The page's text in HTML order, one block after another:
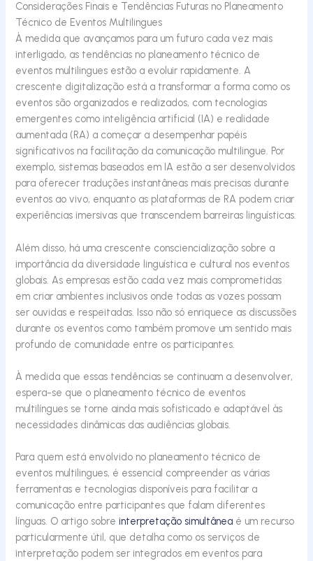
Considerações Finais e Tendências Futuras no Planeamento
Técnico de Eventos Multilingues
À medida que avançamos para um futuro cada vez mais
interligado, as tendências no planeamento técnico de
eventos multilingues estão a evoluir rapidamente. A
crescente digitalização está a transformar a forma como os
eventos são organizados e realizados, com tecnologias
emergentes como inteligência artificial (IA) e realidade
aumentada (RA) a começar a desempenhar papéis
significativos na facilitação da comunicação multilingue. Por
exemplo, sistemas baseados em IA estão a ser desenvolvidos
para oferecer traduções instantâneas mais precisas durante
eventos ao vivo, enquanto as plataformas de RA podem criar
experiências imersivas que transcendem barreiras linguísticas.
Além disso, há uma crescente consciencialização sobre a
importância da diversidade linguística e cultural nos eventos
globais. As empresas estão cada vez mais comprometidas
em criar ambientes inclusivos onde todas as vozes possam
ser ouvidas e respeitadas. Isso não só enriquece as discussões
durante os eventos como também promove um sentido mais
profundo de comunidade entre os participantes.
À medida que essas tendências se continuam a desenvolver,
espera-se que o planeamento técnico de eventos
multilíngues se torne ainda mais sofisticado e adaptável às
necessidades dinâmicas das audiências globais.
Para quem está envolvido no planeamento técnico de
eventos multilingues, é essencial compreender as várias
ferramentas e tecnologias disponíveis para facilitar a
comunicação entre participantes que falam diferentes
línguas. O artigo sobre interpretação simultânea é um recurso
particularmente útil , que detalha como os serviços de
interpretação podem ser integrados em eventos para